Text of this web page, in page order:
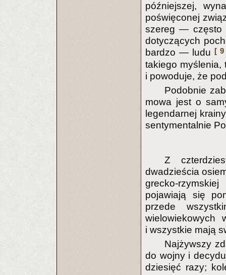
późniejszej,
poświęconej
szereg — często
dotyczących
bardzo — ludu [
takiego myślenia,
i powoduje, że
Podobnie
mowa jest o
legendarnej
sentymentalnie
Z
dwadzieścia
grecko-
pojawiają się
przede
wielowiekowych
i wszystkie mają
Najżywszy
do wojny i
dziesięć razy;